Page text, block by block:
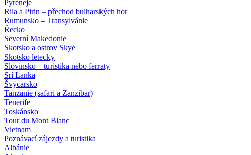
Pyreneje
Rila a Pirin – přechod bulharských hor
Rumunsko – Transylvánie
Řecko
Severní Makedonie
Skotsko a ostrov Skye
Skotsko letecky
Slovinsko – turistika nebo ferraty
Srí Lanka
Švýcarsko
Tanzanie (safari a Zanzibar)
Tenerife
Toskánsko
Tour du Mont Blanc
Vietnam
Poznávací zájezdy a turistika
Albánie